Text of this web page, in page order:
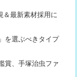
＆最新素材採用に
を選ぶべきタイプ
賞、手塚治虫ファ